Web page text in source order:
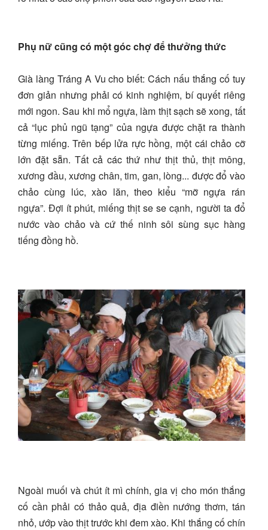
Phụ nữ cũng có một góc chợ để thưởng thức
Già làng Tráng A Vu cho biết: Cách nấu thắng cố tuy
đơn giản nhưng phải có kinh nghiệm, bí quyết riêng
mới ngon. Sau khi mổ ngựa, làm thịt sạch sẽ xong, tất
cả “lục phủ ngũ tạng” của ngựa được chặt ra thành
từng miếng. Trên bếp lửa rực hồng, một cái chảo cỡ
lớn đặt sẵn. Tất cả các thứ như thịt thủ, thịt mông,
xương đầu, xương chân, tim, gan, lòng... được đổ vào
chảo cùng lúc, xào lăn, theo kiểu “mỡ ngựa rán
ngựa”. Đợi ít phút, miếng thịt se se cạnh, người ta đổ
nước vào chảo và cứ thế ninh sôi sùng sục hàng
tiếng đồng hồ.
Ngoài muối và chút ít mì chính, gia vị cho món thắng
cố cần phải có thảo quả, địa điền nướng thơm, tán
nhỏ, ướp vào thịt trước khi đem xào. Khi thắng cố chín